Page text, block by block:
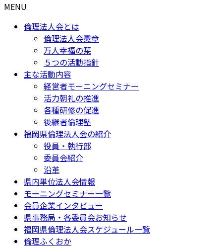
MENU
倫理法人会とは
倫理法人会憲章
万人幸福の栞
５つの活動指針
主な活動内容
経営者モーニングセミナー
活力朝礼の推進
各種研修の促進
後継者倫理塾
福岡県倫理法人会の紹介
役員・執行部
委員会紹介
沿革
県内単位法人会情報
モーニングセミナー一覧
会員企業インタビュー
県事務局・各委員会お知らせ
福岡県倫理法人会スケジュール一覧
倫理ふくおか